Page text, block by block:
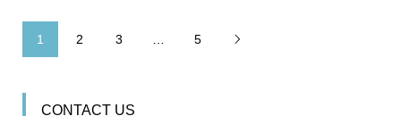
1 2 3 5 
CONTACT US